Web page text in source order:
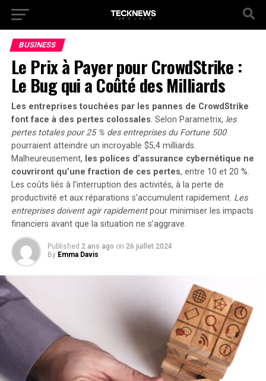
BUSINESS
Le Prix à Payer pour CrowdStrike :
Le Bug qui a Coûté des Milliards
Les entreprises touchées par les pannes de CrowdStrike
font face à des pertes colossales. Selon Parametrix, les
pertes totales pour 25 % des entreprises du Fortune 500
pourraient atteindre un incroyable $5,4 milliards.
Malheureusement, les polices d’assurance cybernétique ne
couvriront qu’une fraction de ces pertes, entre 10 et 20 %.
Les coûts liés à l’interruption des activités, à la perte de
productivité et aux réparations s’accumulent rapidement. Les
entreprises doivent agir rapidementpour minimiser les impacts
financiers avant que la situation ne s’aggrave.
Published 2 ans ago on 26 juillet 2024
By Emma Davis